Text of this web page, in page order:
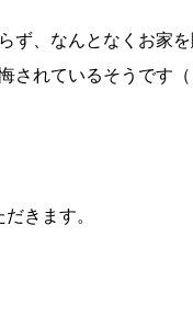
、なんとなくお家を
れているそうです（
きます。